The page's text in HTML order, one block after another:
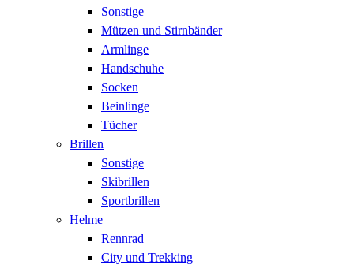
Sonstige
Mützen und Stirnbänder
Armlinge
Handschuhe
Socken
Beinlinge
Tücher
Brillen
Sonstige
Skibrillen
Sportbrillen
Helme
Rennrad
City und Trekking